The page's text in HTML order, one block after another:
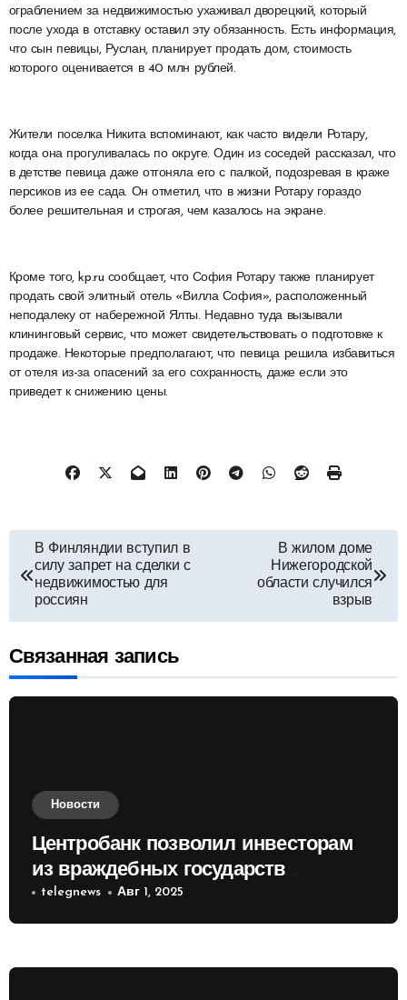
ограблением за недвижимостью ухаживал дворецкий, который
после ухода в отставку оставил эту обязанность. Есть информация,
что сын певицы, Руслан, планирует продать дом, стоимость
которого оценивается в 40 млн рублей.
Жители поселка Никита вспоминают, как часто видели Ротару,
когда она прогуливалась по округе. Один из соседей рассказал, что
в детстве певица даже отгоняла его с палкой, подозревая в краже
персиков из ее сада. Он отметил, что в жизни Ротару гораздо
более решительная и строгая, чем казалось на экране.
Кроме того, kp.ru сообщает, что София Ротару также планирует
продать свой элитный отель «Вилла София», расположенный
неподалеку от набережной Ялты. Недавно туда вызывали
клининговый сервис, что может свидетельствовать о подготовке к
продаже. Некоторые предполагают, что певица решила избавиться
от отеля из-за опасений за его сохранность, даже если это
приведет к снижению цены.
Навигация
по
записям
В Финляндии вступил в
силу запрет на сделки с
недвижимостью для
россиян
В жилом доме
Нижегородской
области случился
взрыв
Связанная запись
Новости
Центробанк позволил инвесторам
из враждебных государств
приобретать валюту
telegnews Авг 1, 2025